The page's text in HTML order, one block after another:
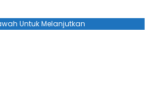
Untuk Melanjutkan